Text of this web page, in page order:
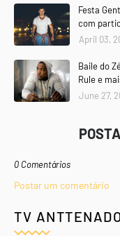
Festa
com
April 03,
Baile do
Rule e
June 27,
0 Comentários
Postar um comentário
TV